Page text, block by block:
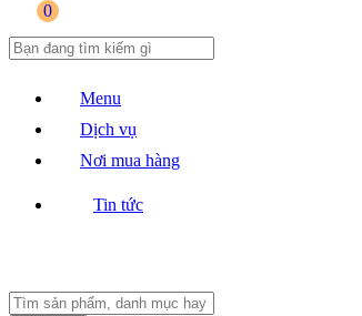
0
Menu
Dịch vụ
Nơi mua hàng
Tin tức